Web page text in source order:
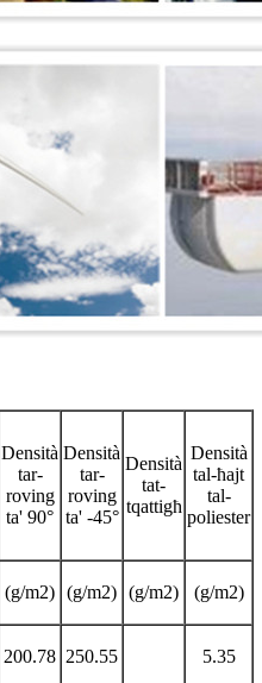
Densità
tar-
roving
ta' 90°
Densità
tar-
roving
ta' -45°
Densità
tat-
tqattigħ
Densità
tal-ħajt
tal-
poliester
(g/m2) (g/m2) (g/m2) (g/m2)
200.78 250.55 5.35